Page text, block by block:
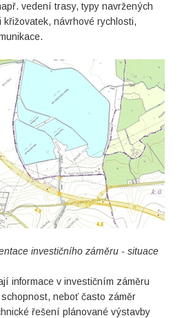
vedení trasy, typy navržených
křižovatek, návrhové rychlosti,
investičního záměru - situace
informace v investičním záměru
neboť často záměr
řešení plánované výstavby